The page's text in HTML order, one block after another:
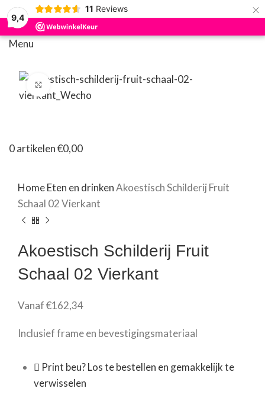
9,4
11 Reviews ×
Menu
0artikelen€0,00
Klik om te vergroten
HomeEten en drinkenAkoestisch Schilderij Fruit
Schaal 02 Vierkant
Akoestisch Schilderij Fruit
Schaal 02 Vierkant
Vanaf€162,34
Inclusief frame en bevestigingsmateriaal
Print beu? Los te bestellen en gemakkelijk te
verwisselen